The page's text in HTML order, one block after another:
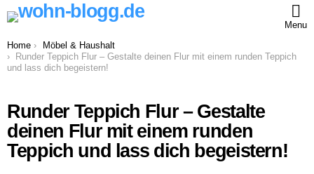
Menu
You are here:
Home
Möbel & Haushalt
Runder Teppich Flur – Gestalte deinen Flur mit einem runden Teppich
und lass dich begeistern!
Runder Teppich Flur – Gestalte
deinen Flur mit einem runden
Teppich und lass dich begeistern!